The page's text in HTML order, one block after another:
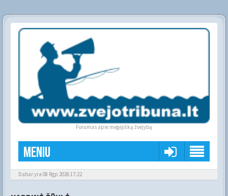
Forumas apie mėgėjišką žvejybą
Meniu
Dabar yra 08 Rgp 2026 17:22